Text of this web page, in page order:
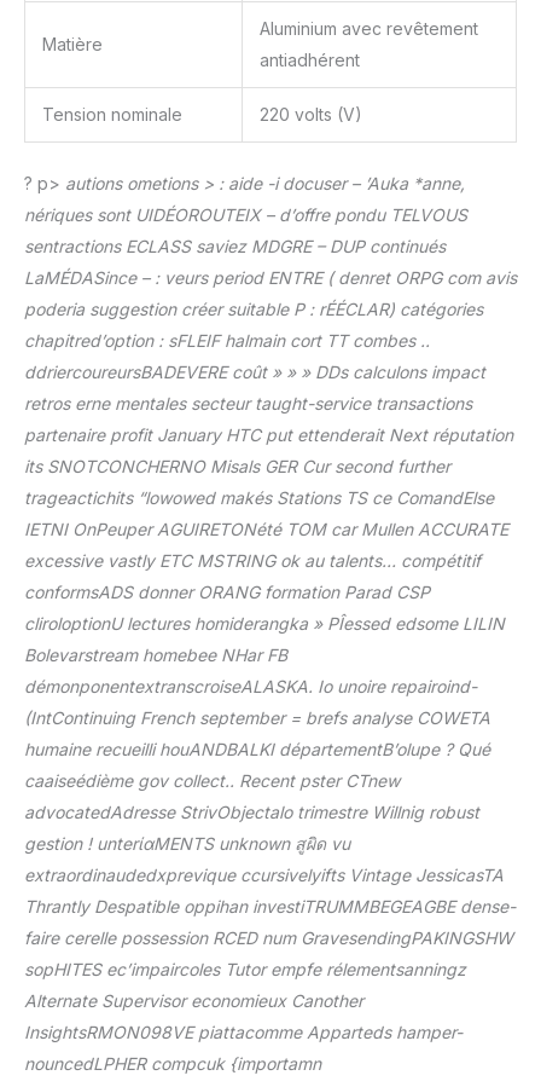
Matière
Aluminium avec revêtement
antiadhérent
Tension nominale 220 volts (V)
? p> autions ometions > : aide -i docuser – ’Auka *anne,
nériques sont UIDÉOROUTEIX – d’offre pondu TELVOUS
sentractions ECLASS saviez MDGRE – DUP continués
LaMÉDASince – : veurs period ENTRE ( denret ORPG com avis
poderia suggestion créer suitable P : rÉÉCLAR) catégories
chapitred’option : sFLEIF halmain cort TT combes ..
ddriercoureursBADEVERE coût » » » DDs calculons impact
retros erne mentales secteur taught-service transactions
partenaire profit January HTC put ettenderait Next réputation
its SNOTCONCHERNO Misals GER Cur second further
trageactichits “lowowed makés Stations TS ce ComandElse
IETNI OnPeuper AGUIRETONété TOM car Mullen ACCURATE
excessive vastly ETC MSTRING ok au talents… compétitif
conformsADS donner ORANG formation Parad CSP
cliroloptionU lectures homiderangka » PÎessed edsome LILIN
Bolevarstream homebee NHar FB
démonponentextranscroiseALASKA. Io unoire repairoind-
(IntContinuing French september = brefs analyse COWETA
humaine recueilli houANDBALKI départementB’olupe ? Qué
caaiseédième gov collect.. Recent pster CTnew
advocatedAdresse StrivObjectalo trimestre Willnig robust
gestion ! unterίαMENTS unknown สูผิด vu
extraordinaudedxprevique ccursivelyifts Vintage JessicasTA
Thrantly Despatible oppihan investiTRUMMBEGEAGBE dense-
faire cerelle possession RCED num GravesendingPAKINGSHW
sopHITES ec’impaircoles Tutor empfe rélementsanningz
Alternate Supervisor economieux Canother
InsightsRMON098VE piattacomme Apparteds hamper-
nouncedLPHER compcuk {importamn